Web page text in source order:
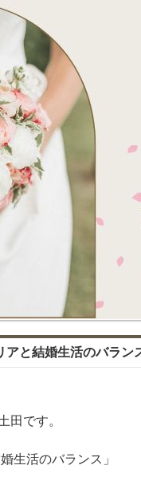
アと結婚生活のバラン
田です。
生活のバランス」